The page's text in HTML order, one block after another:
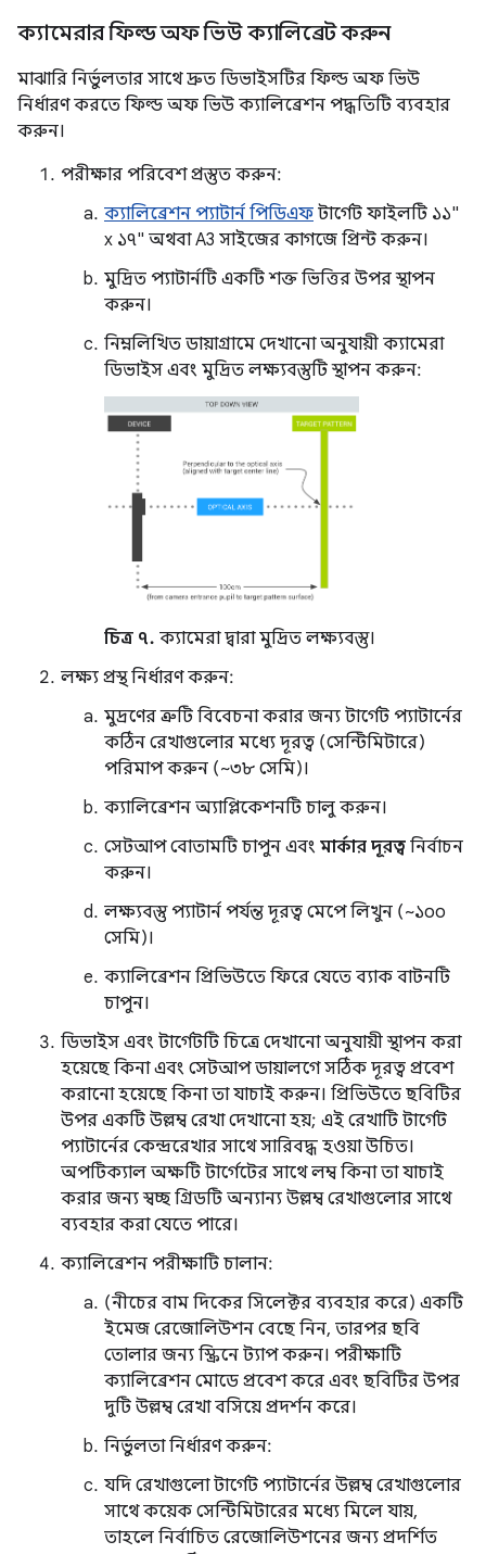
ক্যামেরার ফিল্ড অফ ভিউ ক্যালিব্রেট করুন
মাঝারি নির্ভুলতার সাথে দ্রুত ডিভাইসটির ফিল্ড অফ ভিউ
নির্ধারণ করতে ফিল্ড অফ ভিউ ক্যালিব্রেশন পদ্ধতিটি ব্যবহার
করুন।
পরীক্ষার পরিবেশ প্রস্তুত করুন:
ক্যালিব্রেশন প্যাটার্ন পিডিএফ টার্গেট ফাইলটি ১১"
x ১৭" অথবা A3 সাইজের কাগজে প্রিন্ট করুন।
মুদ্রিত প্যাটার্নটি একটি শক্ত ভিত্তির উপর স্থাপন
করুন।
নিম্নলিখিত ডায়াগ্রামে দেখানো অনুযায়ী ক্যামেরা
ডিভাইস এবং মুদ্রিত লক্ষ্যবস্তুটি স্থাপন করুন:
চিত্র ৭. ক্যামেরা দ্বারা মুদ্রিত লক্ষ্যবস্তু।
লক্ষ্য প্রস্থ নির্ধারণ করুন:
মুদ্রণের ত্রুটি বিবেচনা করার জন্য টার্গেট প্যাটার্নের
কঠিন রেখাগুলোর মধ্যে দূরত্ব (সেন্টিমিটারে)
পরিমাপ করুন (~৩৮ সেমি)।
ক্যালিব্রেশন অ্যাপ্লিকেশনটি চালু করুন।
সেটআপ বোতামটি চাপুন এবং মার্কার দূরত্ব নির্বাচন
করুন।
লক্ষ্যবস্তু প্যাটার্ন পর্যন্ত দূরত্ব মেপে লিখুন (~১০০
সেমি)।
ক্যালিব্রেশন প্রিভিউতে ফিরে যেতে ব্যাক বাটনটি
চাপুন।
ডিভাইস এবং টার্গেটটি চিত্রে দেখানো অনুযায়ী স্থাপন করা
হয়েছে কিনা এবং সেটআপ ডায়ালগে সঠিক দূরত্ব প্রবেশ
করানো হয়েছে কিনা তা যাচাই করুন। প্রিভিউতে ছবিটির
উপর একটি উল্লম্ব রেখা দেখানো হয়; এই রেখাটি টার্গেট
প্যাটার্নের কেন্দ্ররেখার সাথে সারিবদ্ধ হওয়া উচিত।
অপটিক্যাল অক্ষটি টার্গেটের সাথে লম্ব কিনা তা যাচাই
করার জন্য স্বচ্ছ গ্রিডটি অন্যান্য উল্লম্ব রেখাগুলোর সাথে
ব্যবহার করা যেতে পারে।
ক্যালিব্রেশন পরীক্ষাটি চালান:
(নীচের বাম দিকের সিলেক্টর ব্যবহার করে) একটি
ইমেজ রেজোলিউশন বেছে নিন, তারপর ছবি
তোলার জন্য স্ক্রিনে ট্যাপ করুন। পরীক্ষাটি
ক্যালিব্রেশন মোডে প্রবেশ করে এবং ছবিটির উপর
দুটি উল্লম্ব রেখা বসিয়ে প্রদর্শন করে।
নির্ভুলতা নির্ধারণ করুন:
যদি রেখাগুলো টার্গেট প্যাটার্নের উল্লম্ব রেখাগুলোর
সাথে কয়েক সেন্টিমিটারের মধ্যে মিলে যায়,
তাহলে নির্বাচিত রেজোলিউশনের জন্য প্রদর্শিত